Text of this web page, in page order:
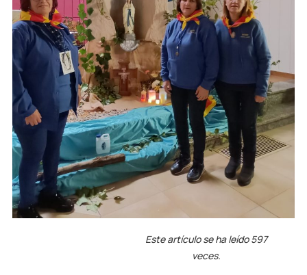
Este artículo se ha leído 597
veces.